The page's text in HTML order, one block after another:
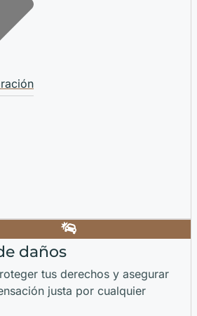
daños
tus derechos y asegurar
justa por cualquier